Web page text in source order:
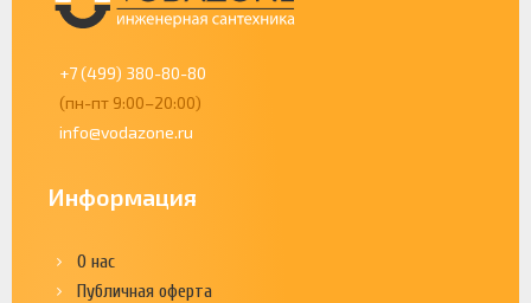
+7 (499) 380-80-80
(пн-пт 9:00–20:00)
info@vodazone.ru
Информация
О нас
Публичная оферта